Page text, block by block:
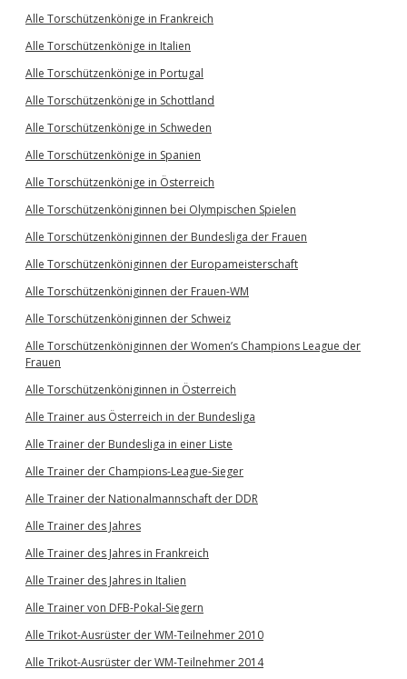
Alle Torschützenkönige in Frankreich
Alle Torschützenkönige in Italien
Alle Torschützenkönige in Portugal
Alle Torschützenkönige in Schottland
Alle Torschützenkönige in Schweden
Alle Torschützenkönige in Spanien
Alle Torschützenkönige in Österreich
Alle Torschützenköniginnen bei Olympischen Spielen
Alle Torschützenköniginnen der Bundesliga der Frauen
Alle Torschützenköniginnen der Europameisterschaft
Alle Torschützenköniginnen der Frauen-WM
Alle Torschützenköniginnen der Schweiz
Alle Torschützenköniginnen der Women’s Champions League der
Frauen
Alle Torschützenköniginnen in Österreich
Alle Trainer aus Österreich in der Bundesliga
Alle Trainer der Bundesliga in einer Liste
Alle Trainer der Champions-League-Sieger
Alle Trainer der Nationalmannschaft der DDR
Alle Trainer des Jahres
Alle Trainer des Jahres in Frankreich
Alle Trainer des Jahres in Italien
Alle Trainer von DFB-Pokal-Siegern
Alle Trikot-Ausrüster der WM-Teilnehmer 2010
Alle Trikot-Ausrüster der WM-Teilnehmer 2014